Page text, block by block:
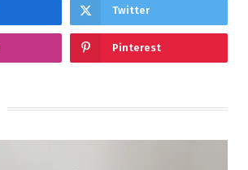
Twitter
Pinterest